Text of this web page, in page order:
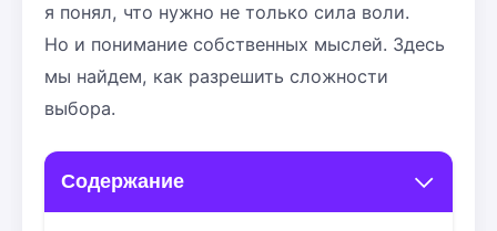
я понял, что нужно не только сила воли.
Но и понимание собственных мыслей. Здесь
мы найдем, как разрешить сложности
выбора.
Содержание